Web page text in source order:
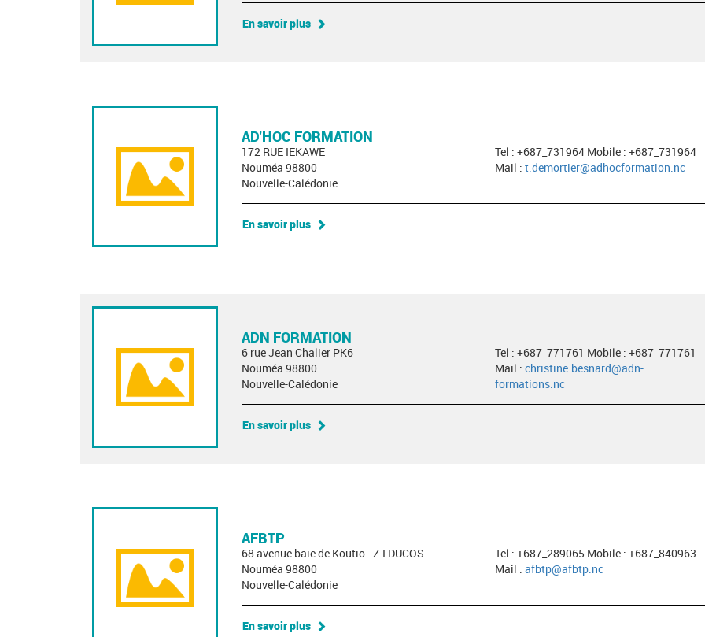
En savoir plus
AD'HOC FORMATION
172 RUE IEKAWE
Nouméa 98800
Nouvelle-Calédonie
Tel : +687_731964 Mobile : +687_731964
Mail : t.demortier@adhocformation.nc
En savoir plus
ADN FORMATION
6 rue Jean Chalier PK6
Nouméa 98800
Nouvelle-Calédonie
Tel : +687_771761 Mobile : +687_771761
Mail : christine.besnard@adn-
formations.nc
En savoir plus
AFBTP
68 avenue baie de Koutio - Z.I DUCOS
Nouméa 98800
Nouvelle-Calédonie
Tel : +687_289065 Mobile : +687_840963
Mail : afbtp@afbtp.nc
En savoir plus